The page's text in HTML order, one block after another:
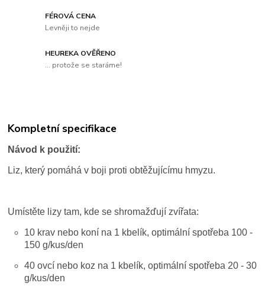
FÉROVÁ CENA
Levněji to nejde
HEUREKA OVĚŘENO
... protože se staráme!
Kompletní specifikace
Návod k použití:
Liz, který pomáhá v boji proti obtěžujícímu hmyzu.
Umístěte lizy tam, kde se shromažďují zvířata:
10 krav nebo koní na 1 kbelík, optimální spotřeba 100 -
150 g/kus/den
40 ovcí nebo koz na 1 kbelík, optimální spotřeba 20 - 30
g/kus/den